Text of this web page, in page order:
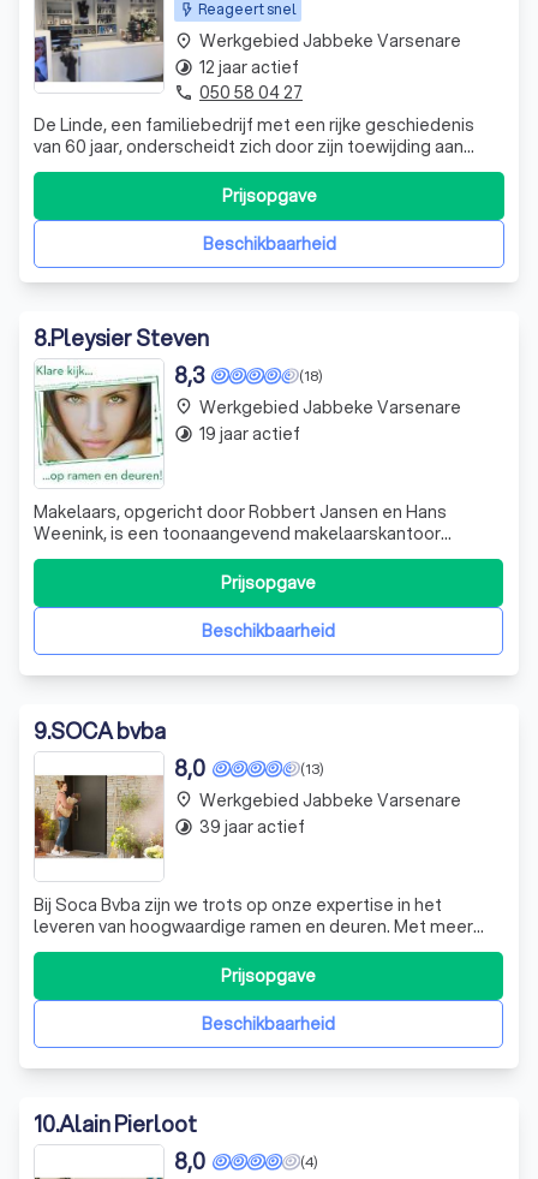
Reageert snel
De Linde, een familiebedrijf met een rijke geschiedenis
van 60 jaar, onderscheidt zich door zijn toewijding aan
vakmanschap en kwaliteit. Opgericht in 1957 door André
Jaques, en sinds 1978 onder mijn beheer, hebben we ons
gevestigd als een betrouwbare partner voor
interieurwerkzaamheden. Ons team va
Beschikbaarheid
Prijsopgave
place Werkgebied Jabbeke Varsenare
timelapse 12 jaar actief
phone 050 58 04 27
8.Pleysier Steven
(18)
8,3
Makelaars, opgericht door Robbert Jansen en Hans
Weenink, is een toonaangevend makelaarskantoor
gevestigd in Deventer en Ommen. Met een diepgaande
kennis van de lokale huizenmarkt, onderscheiden we ons
door onze expertise en sympathieke benadering. We zijn
trots op onze NVM-aansluiting, die onze kla
Beschikbaarheid
Prijsopgave
place Werkgebied Jabbeke Varsenare
timelapse 19 jaar actief
9.SOCA bvba
(13)
8,0
Bij Soca Bvba zijn we trots op onze expertise in het
leveren van hoogwaardige ramen en deuren. Met meer
dan 50 jaar ervaring in de branche, onderscheiden we ons
door onze toewijding aan kwaliteit en duurzaamheid. Onze
producten, variërend van kunststof en hout-aluminium
ramen tot knikarmschermen, zi
Beschikbaarheid
Prijsopgave
place Werkgebied Jabbeke Varsenare
timelapse 39 jaar actief
10.Alain Pierloot
(4)
8,0